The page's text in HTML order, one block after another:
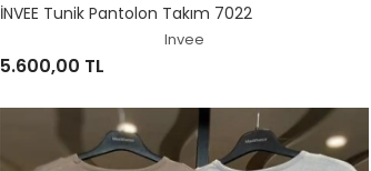
İNVEE Tunik Pantolon Takım 7022
Invee
5.600,00 TL